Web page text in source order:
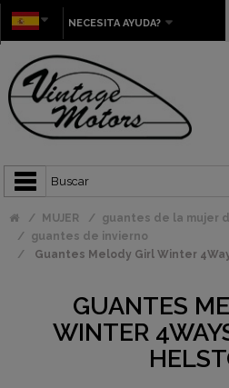
NECESITA AYUDA?
MUJER
guantes de la mujer
guantes de invierno
Guantes Melody Girl Winter
GUANTES
WINTER